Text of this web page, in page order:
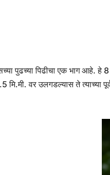
पुढच्या पिढीचा एक भाग आहे. हे 8
वर उलगडल्यास ते त्याच्या